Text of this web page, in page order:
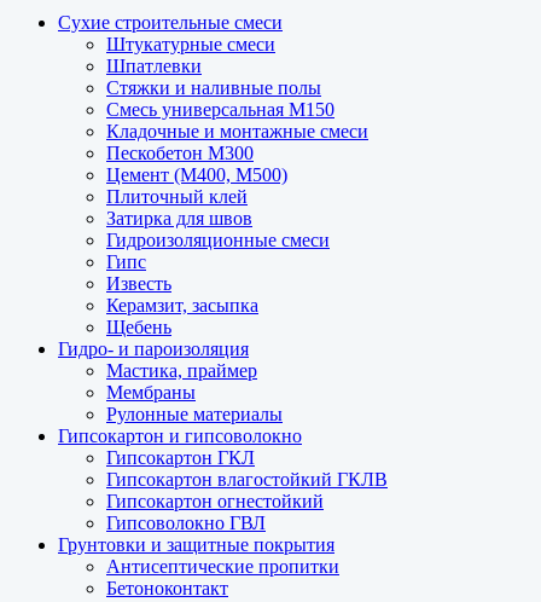
Сухие строительные смеси
Штукатурные смеси
Шпатлевки
Стяжки и наливные полы
Смесь универсальная М150
Кладочные и монтажные смеси
Пескобетон М300
Цемент (М400, М500)
Плиточный клей
Затирка для швов
Гидроизоляционные смеси
Гипс
Известь
Керамзит, засыпка
Щебень
Гидро- и пароизоляция
Мастика, праймер
Мембраны
Рулонные материалы
Гипсокартон и гипсоволокно
Гипсокартон ГКЛ
Гипсокартон влагостойкий ГКЛВ
Гипсокартон огнестойкий
Гипсоволокно ГВЛ
Грунтовки и защитные покрытия
Антисептические пропитки
Бетоноконтакт